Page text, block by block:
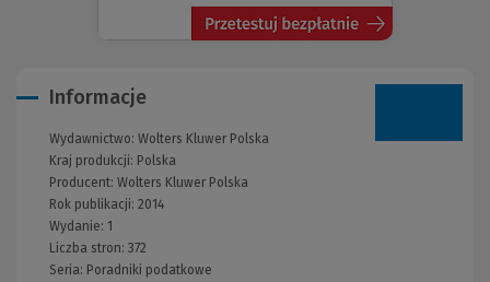
Informacje
Wydawnictwo: Wolters Kluwer Polska
Kraj produkcji: Polska
Producent: Wolters Kluwer Polska
Rok publikacji: 2014
Wydanie: 1
Liczba stron: 372
Seria: Poradniki podatkowe